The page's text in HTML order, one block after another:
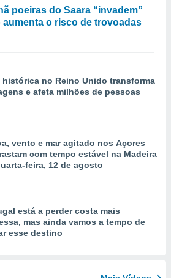
poeiras do Saara “invadem”
aumenta o risco de trovoadas
histórica no Reino Unido transforma
e afeta milhões de pessoas
vento e mar agitado nos Açores
com tempo estável na Madeira
feira, 12 de agosto
está a perder costa mais
mas ainda vamos a tempo de
esse destino